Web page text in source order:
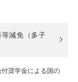
減免（多子
奨学金による国の